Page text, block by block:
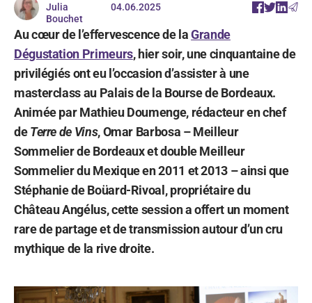
Julia
Bouchet
04.06.2025
Au cœur de l’effervescence de laGrande
Dégustation Primeurs, hier soir, une cinquantaine de
privilégiés ont eu l’occasion d’assister à une
masterclass au Palais de la Bourse de Bordeaux.
Animée par Mathieu Doumenge, rédacteur en chef
deTerre de Vins, Omar Barbosa – Meilleur
Sommelier de Bordeaux et double Meilleur
Sommelier du Mexique en 2011 et 2013 – ainsi que
Stéphanie de Boüard-Rivoal, propriétaire du
Château Angélus, cette session a offert un moment
rare de partage et de transmission autour d’un cru
mythique de la rive droite.